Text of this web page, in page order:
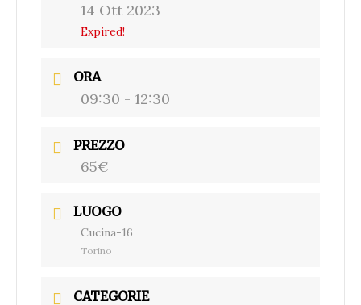
14 Ott 2023
Expired!
ORA
09:30 - 12:30
PREZZO
65€
LUOGO
Cucina-16
Torino
CATEGORIE